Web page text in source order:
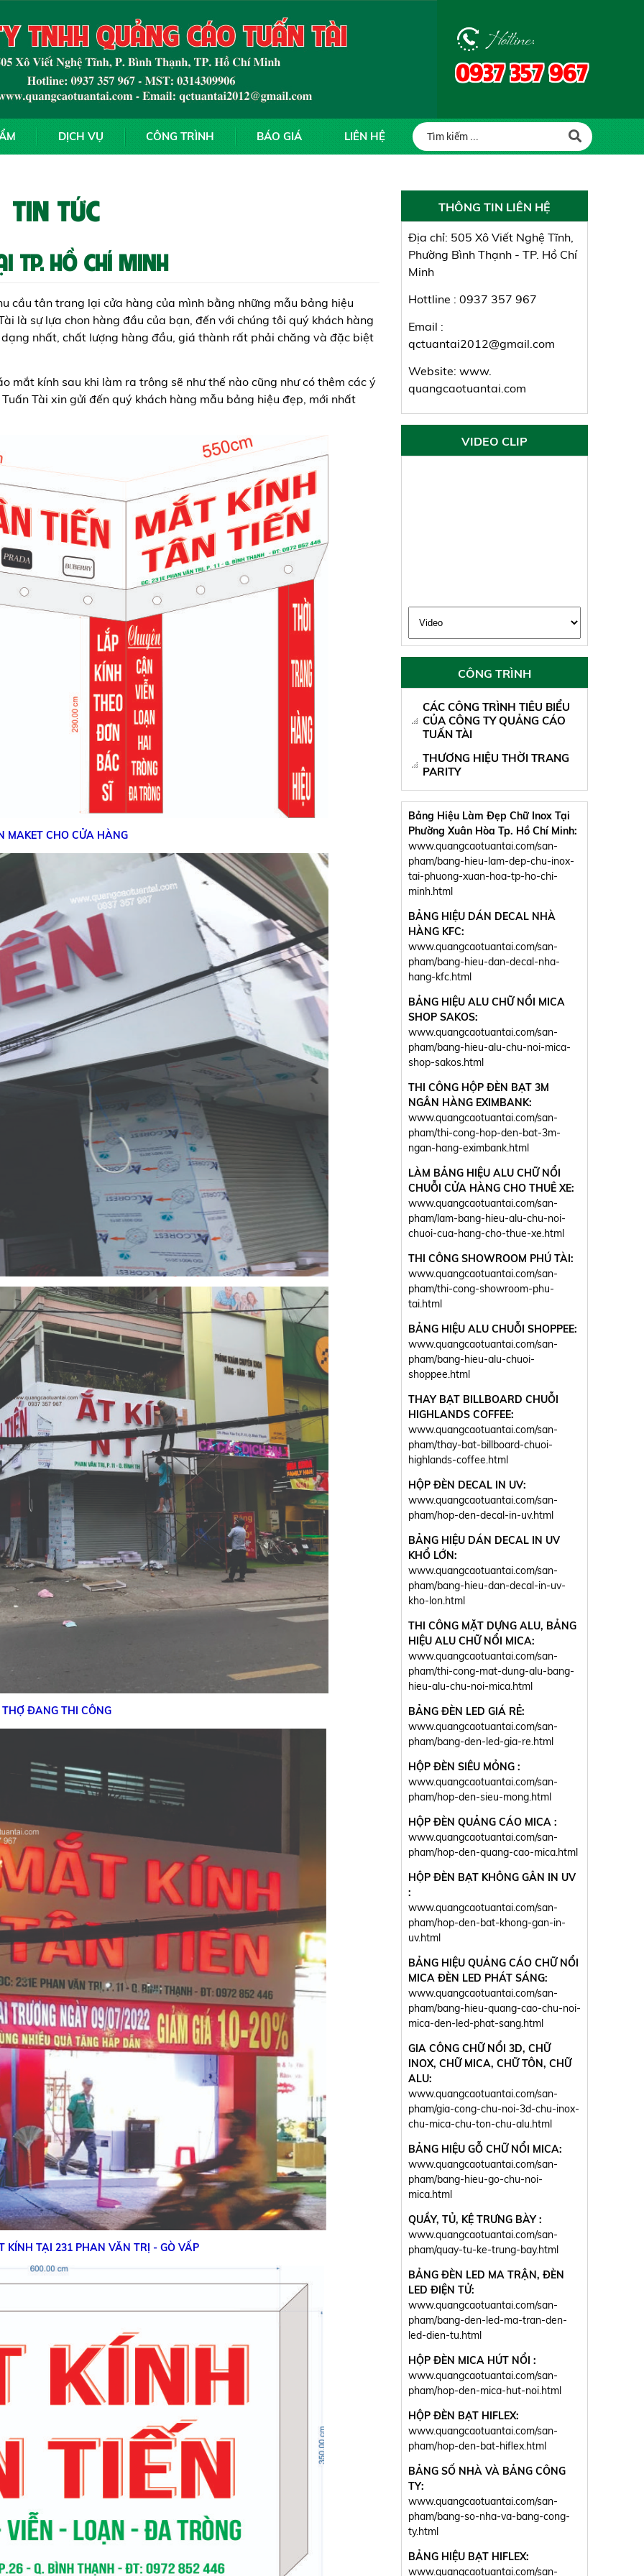
Hotline:
0937 357 967
DỊCH VỤ CÔNG TRÌNH BÁO GIÁ LIÊN HỆ
TIN TỨC
TP. HỒ CHÍ MINH
cầu tân trang lại cửa hàng của mình bằng những mẫu bảng hiệu
là sự lựa chon hàng đầu của bạn, đến với chúng tôi quý khách hàng
nhất, chất lượng hàng đầu, giá thành rất phải chăng và đặc biệt
mắt kính sau khi làm ra trông sẽ như thế nào cũng như có thêm các ý
Tài xin gửi đến quý khách hàng mẫu bảng hiệu đẹp, mới nhất
MAKET CHO CỬA HÀNG
THỢ ĐANG THI CÔNG
KÍNH TẠI 231 PHAN VĂN TRỊ - GÒ VẤP
THÔNG TIN LIÊN HỆ
Địa chỉ: 505 Xô Viết Nghệ Tĩnh,
Phường Bình Thạnh - TP. Hồ Chí
Minh
Hottline : 0937 357 967
Email :
qctuantai2012@gmail.com
Website: www.
quangcaotuantai.com
VIDEO CLIP
CÔNG TRÌNH
CÁC CÔNG TRÌNH TIÊU BIỂU
CỦA CÔNG TY QUẢNG CÁO
TUẤN TÀI
THƯƠNG HIỆU THỜI TRANG
PARITY
Bảng Hiệu Làm Đẹp Chữ Inox Tại
Phường Xuân Hòa Tp. Hồ Chí Minh:
www.quangcaotuantai.com/san-
pham/bang-hieu-lam-dep-chu-inox-
tai-phuong-xuan-hoa-tp-ho-chi-
minh.html
BẢNG HIỆU DÁN DECAL NHÀ
HÀNG KFC:
www.quangcaotuantai.com/san-
pham/bang-hieu-dan-decal-nha-
hang-kfc.html
BẢNG HIỆU ALU CHỮ NỔI MICA
SHOP SAKOS:
www.quangcaotuantai.com/san-
pham/bang-hieu-alu-chu-noi-mica-
shop-sakos.html
THI CÔNG HỘP ĐÈN BẠT 3M
NGÂN HÀNG EXIMBANK:
www.quangcaotuantai.com/san-
pham/thi-cong-hop-den-bat-3m-
ngan-hang-eximbank.html
LÀM BẢNG HIỆU ALU CHỮ NỔI
CHUỖI CỬA HÀNG CHO THUÊ XE:
www.quangcaotuantai.com/san-
pham/lam-bang-hieu-alu-chu-noi-
chuoi-cua-hang-cho-thue-xe.html
THI CÔNG SHOWROOM PHÚ TÀI:
www.quangcaotuantai.com/san-
pham/thi-cong-showroom-phu-
tai.html
BẢNG HIỆU ALU CHUỖI SHOPPEE:
www.quangcaotuantai.com/san-
pham/bang-hieu-alu-chuoi-
shoppee.html
THAY BẠT BILLBOARD CHUỖI
HIGHLANDS COFFEE:
www.quangcaotuantai.com/san-
pham/thay-bat-billboard-chuoi-
highlands-coffee.html
HỘP ĐÈN DECAL IN UV:
www.quangcaotuantai.com/san-
pham/hop-den-decal-in-uv.html
BẢNG HIỆU DÁN DECAL IN UV
KHỔ LỚN:
www.quangcaotuantai.com/san-
pham/bang-hieu-dan-decal-in-uv-
kho-lon.html
THI CÔNG MẶT DỰNG ALU, BẢNG
HIỆU ALU CHỮ NỔI MICA:
www.quangcaotuantai.com/san-
pham/thi-cong-mat-dung-alu-bang-
hieu-alu-chu-noi-mica.html
BẢNG ĐÈN LED GIÁ RẺ:
www.quangcaotuantai.com/san-
pham/bang-den-led-gia-re.html
HỘP ĐÈN SIÊU MỎNG :
www.quangcaotuantai.com/san-
pham/hop-den-sieu-mong.html
HỘP ĐÈN QUẢNG CÁO MICA :
www.quangcaotuantai.com/san-
pham/hop-den-quang-cao-mica.html
HỘP ĐÈN BẠT KHÔNG GÂN IN UV
:
www.quangcaotuantai.com/san-
pham/hop-den-bat-khong-gan-in-
uv.html
BẢNG HIỆU QUẢNG CÁO CHỮ NỔI
MICA ĐÈN LED PHÁT SÁNG:
www.quangcaotuantai.com/san-
pham/bang-hieu-quang-cao-chu-noi-
mica-den-led-phat-sang.html
GIA CÔNG CHỮ NỔI 3D, CHỮ
INOX, CHỮ MICA, CHỮ TÔN, CHỮ
ALU:
www.quangcaotuantai.com/san-
pham/gia-cong-chu-noi-3d-chu-inox-
chu-mica-chu-ton-chu-alu.html
BẢNG HIỆU GỖ CHỮ NỔI MICA:
www.quangcaotuantai.com/san-
pham/bang-hieu-go-chu-noi-
mica.html
QUẦY, TỦ, KỆ TRƯNG BÀY :
www.quangcaotuantai.com/san-
pham/quay-tu-ke-trung-bay.html
BẢNG ĐÈN LED MA TRẬN, ĐÈN
LED ĐIỆN TỬ:
www.quangcaotuantai.com/san-
pham/bang-den-led-ma-tran-den-
led-dien-tu.html
HỘP ĐÈN MICA HÚT NỔI :
www.quangcaotuantai.com/san-
pham/hop-den-mica-hut-noi.html
HỘP ĐÈN BẠT HIFLEX:
www.quangcaotuantai.com/san-
pham/hop-den-bat-hiflex.html
BẢNG SỐ NHÀ VÀ BẢNG CÔNG
TY:
www.quangcaotuantai.com/san-
pham/bang-so-nha-va-bang-cong-
ty.html
BẢNG HIỆU BẠT HIFLEX:
www.quangcaotuantai.com/san-